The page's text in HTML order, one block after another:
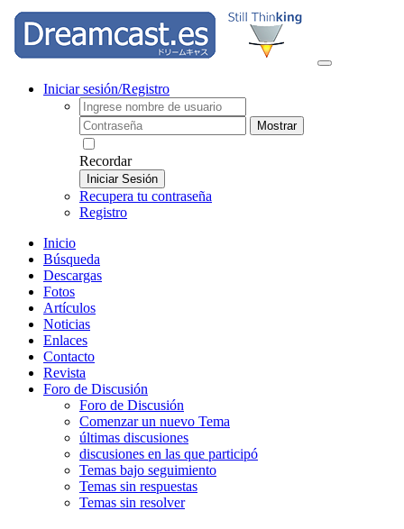
Iniciar sesión/Registro
Mostrar
Recordar
Iniciar Sesión
Recupera tu contraseña
Registro
Inicio
Búsqueda
Descargas
Fotos
Artículos
Noticias
Enlaces
Contacto
Revista
Foro de Discusión
Foro de Discusión
Comenzar un nuevo Tema
últimas discusiones
discusiones en las que participó
Temas bajo seguimiento
Temas sin respuestas
Temas sin resolver